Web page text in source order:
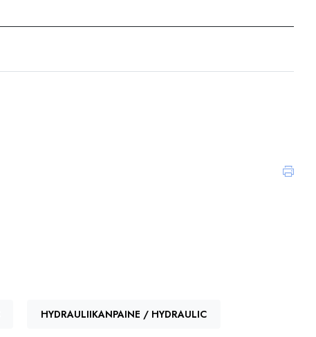
HYDRAULIIKANPAINE / HYDRAULIC